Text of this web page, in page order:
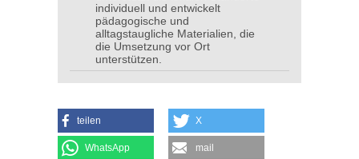
individuell und entwickelt
pädagogische und
alltagstaugliche Materialien, die
die Umsetzung vor Ort
unterstützen.
teilen X
WhatsApp mail